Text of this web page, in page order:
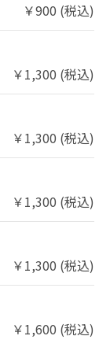
￥900 (税込)
￥1,300 (税込)
￥1,300 (税込)
￥1,300 (税込)
￥1,300 (税込)
￥1,600 (税込)